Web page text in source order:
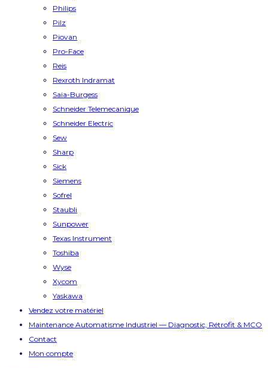
Philips
Pilz
Piovan
Pro-Face
Reis
Rexroth Indramat
Saia-Burgess
Schneider Telemecanique
Schneider Electric
Sew
Sharp
Sick
Siemens
Sofrel
Staubli
Sunpower
Texas Instrument
Toshiba
Wyse
Xycom
Yaskawa
Vendez votre matériel
Maintenance Automatisme Industriel — Diagnostic, Rétrofit & MCO
Contact
Mon compte